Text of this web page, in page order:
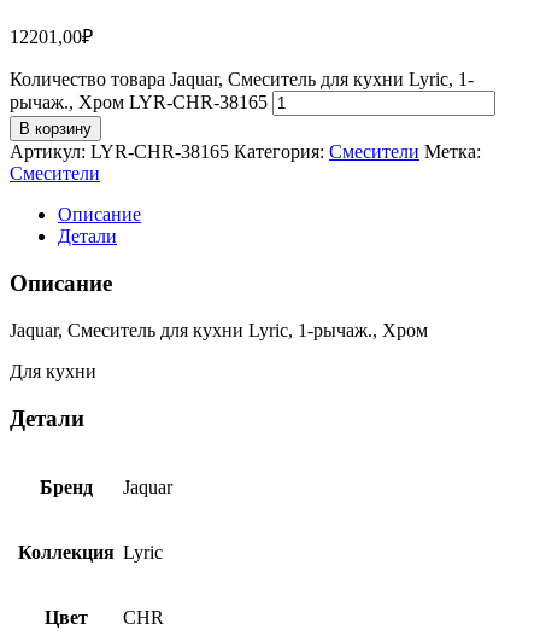
12201,00₽
Количество товара Jaquar, Смеситель для кухни Lyric, 1-
рычаж., Хром LYR-CHR-38165
В корзину
Артикул: LYR-CHR-38165 Категория: Смесители Метка:
Смесители
Описание
Детали
Описание
Jaquar, Смеситель для кухни Lyric, 1-рычаж., Хром
Для кухни
Детали
Бренд Jaquar
Коллекция Lyric
Цвет CHR